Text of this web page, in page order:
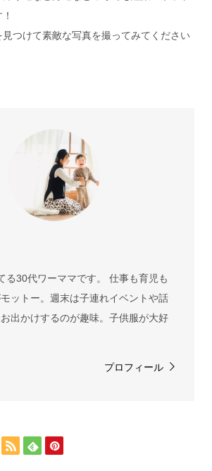
つけて素敵な写真を撮ってみてください
る30代ワーママです。 仕事も育児も
ットー。週末は子連れイベントや話
出かけするのが趣味。子供服が大好
プロフィール